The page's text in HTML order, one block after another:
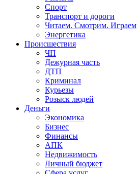
Спорт
Транспорт и дороги
Читаем. Смотрим. Играем
Энергетика
Происшествия
ЧП
Дежурная часть
ДТП
Криминал
Курьезы
Розыск людей
Деньги
Экономика
Бизнес
Финансы
АПК
Недвижимость
Личный бюджет